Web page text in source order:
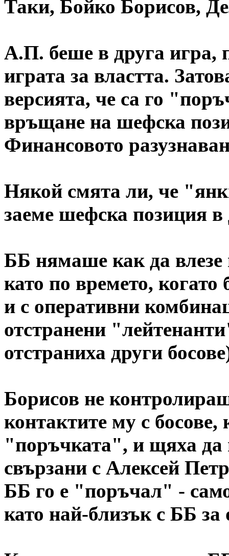
Таки, Бойко Борисов,
А.П. беше в друга игра,
играта за властта.
версията, че са го
връщане на шефска
Финансовото
Някой смята ли, че
заеме шефска позиция
ББ нямаше как да влезе
като по времето,
и с оперативни
отстранени
отстраниха други
Борисов не
контактите му с босове,
"поръчката", и щяха да
свързани с Алексей
ББ го е "поръчал" -
като най-близък с ББ за